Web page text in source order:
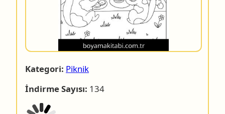
Kategori: Piknik
İndirme Sayısı: 134